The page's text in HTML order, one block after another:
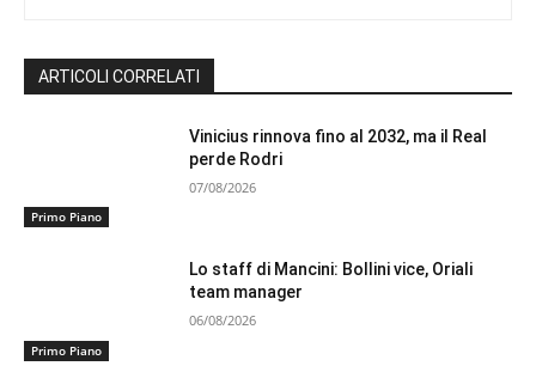
ARTICOLI CORRELATI
Primo Piano
Vinicius rinnova fino al 2032, ma il Real
perde Rodri
07/08/2026
Primo Piano
Lo staff di Mancini: Bollini vice, Oriali
team manager
06/08/2026